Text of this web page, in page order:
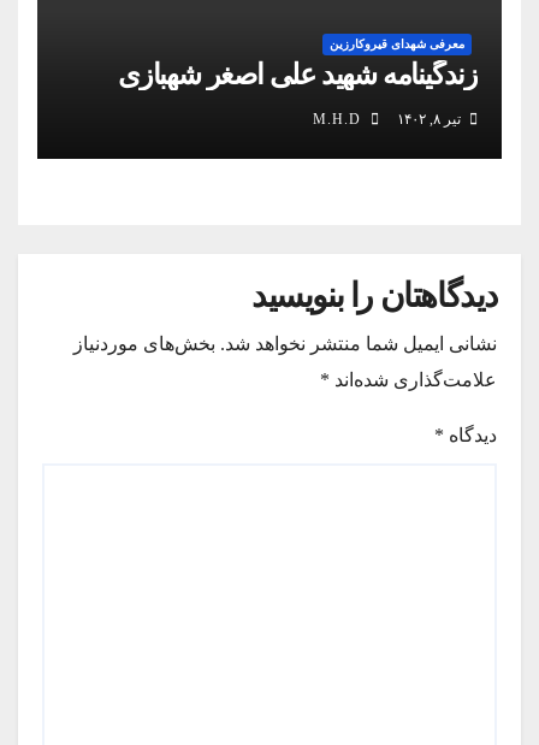
معرفی شهدای قیروکارزین
زندگینامه شهید علی اصغر شهبازی
تیر ۸, ۱۴۰۲
دیدگاهتان را بنویسید
نشانی ایمیل شما منتشر نخواهد شد. بخش‌های موردنیاز
علامت‌گذاری شده‌اند *
دیدگاه *